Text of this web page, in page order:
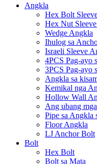
Angkla
Hex Bolt
Hex Nut
Wedge Angkla
Ihulog sa
Israeli Sleeve
4PCS Pag-ayo
3PCS Pag-ayo
Angkla sa
Kemikal nga
Hollow Wall
Ang ubang
Pipe sa Angkla
Floor Angkla
LJ Anchor Bolt
Bolt
Hex Bolt
Bolt sa Mata